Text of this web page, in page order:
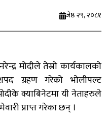
जेष्ठ २९, २०८१
मोदीले तेस्रो कार्यकालको
ग्रहण गरेको भोलीपल्ट
क्याबिनेटमा यी नेताहरुले
प्राप्त गरेका छन् ।